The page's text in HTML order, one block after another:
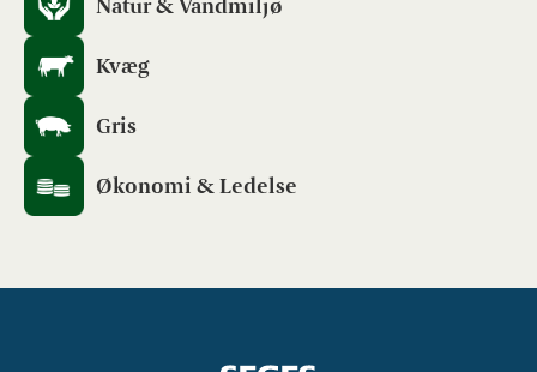
Natur & Vandmiljø
Kvæg
Gris
Økonomi & Ledelse